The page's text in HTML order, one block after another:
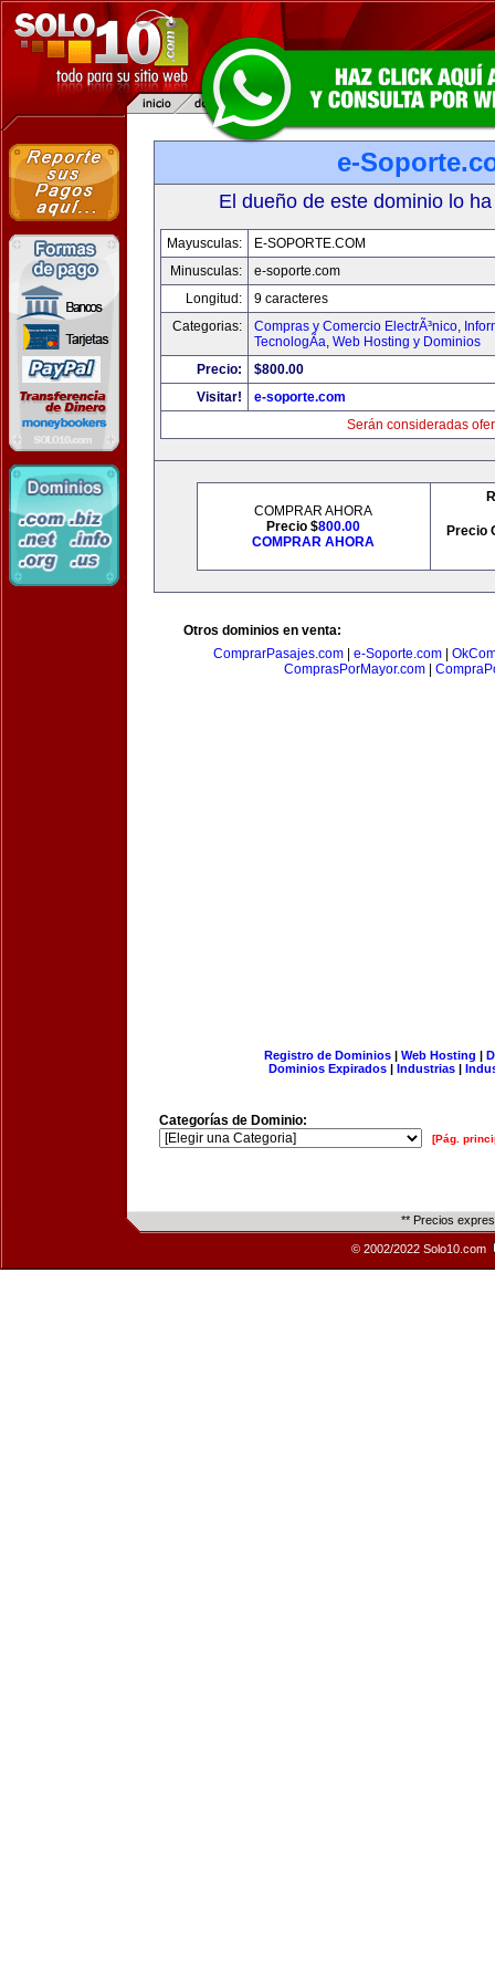
e-
El dueño de este dominio lo
Mayusculas:
E-SOPORTE.COM
Minusculas:
e-soporte.com
Longitud:
9 caracteres
Categorias:
Compras y Comercio ElectrÃ³nico,
TecnologÃ­a, Web Hosting y Dominios
Precio:
$800.00
Visitar!
e-soporte.com
Serán consideradas
COMPRAR AHORA
Precio $800.00
COMPRAR AHORA
Precio
Otros dominios en venta:
ComprarPasajes.com
e-Soporte.com
ComprasPorMayor.com|
Registro de Dominios| Web Hosting |
Dominios Expirados | Industrias |
Categorías de Dominio:
[Pág.
** Precios
© 2002/2022 Solo10.com